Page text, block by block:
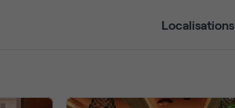
Localisations